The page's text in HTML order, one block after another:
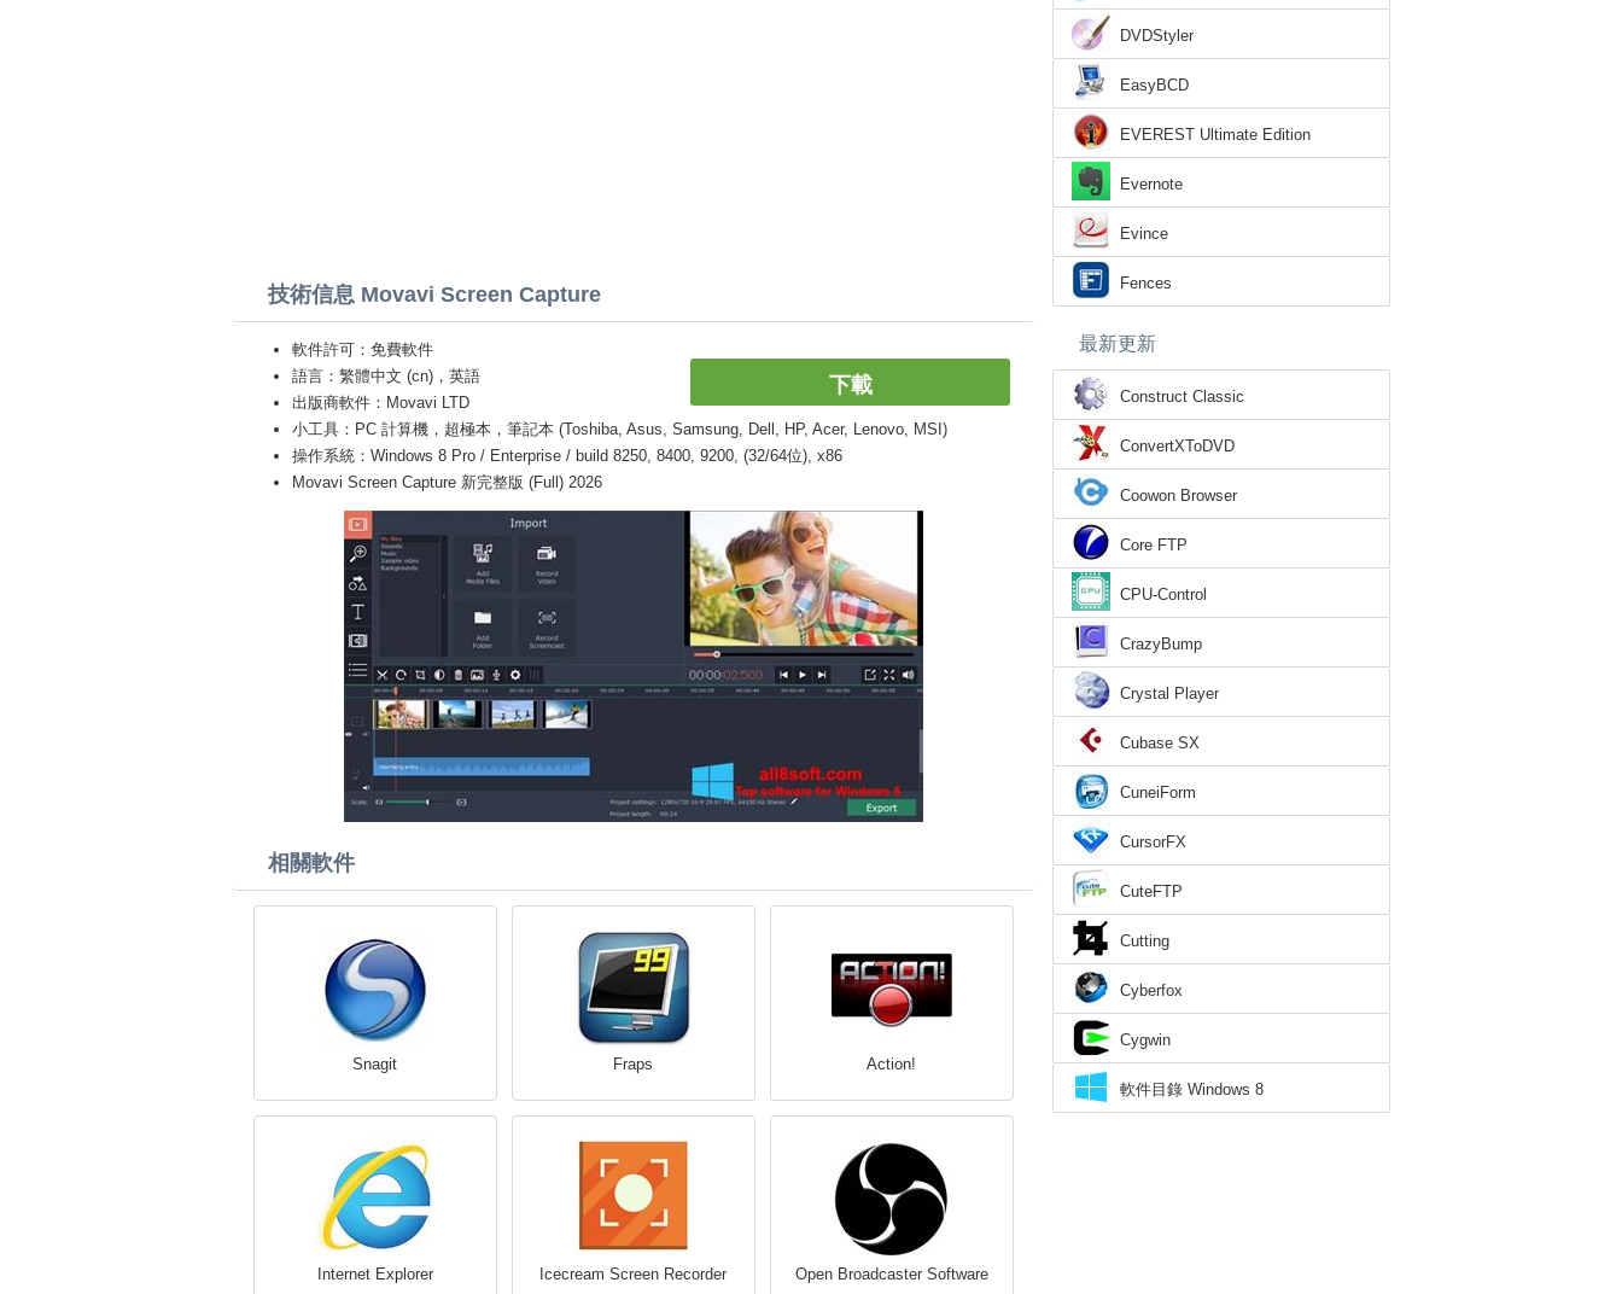
技術信息 Movavi Screen Capture
下載
軟件許可：免費軟件
語言：繁體中文 (cn)，英語
出版商軟件：Movavi LTD
小工具：PC 計算機，超極本，筆記本 (Toshiba, Asus, Samsung, Dell, HP, Acer, Lenovo, MSI)
操作系統：Windows 8 Pro / Enterprise / build 8250, 8400, 9200, (32/64位), x86
Movavi Screen Capture 新完整版 (Full) 2026
相關軟件
Snagit Fraps Action!
Internet Explorer Icecream Screen Recorder Open Broadcaster Software
DVDStyler
EasyBCD
EVEREST Ultimate Edition
Evernote
Evince
Fences
最新更新
Construct Classic
ConvertXToDVD
Coowon Browser
Core FTP
CPU-Control
CrazyBump
Crystal Player
Cubase SX
CuneiForm
CursorFX
CuteFTP
Cutting
Cyberfox
Cygwin
軟件目錄 Windows 8